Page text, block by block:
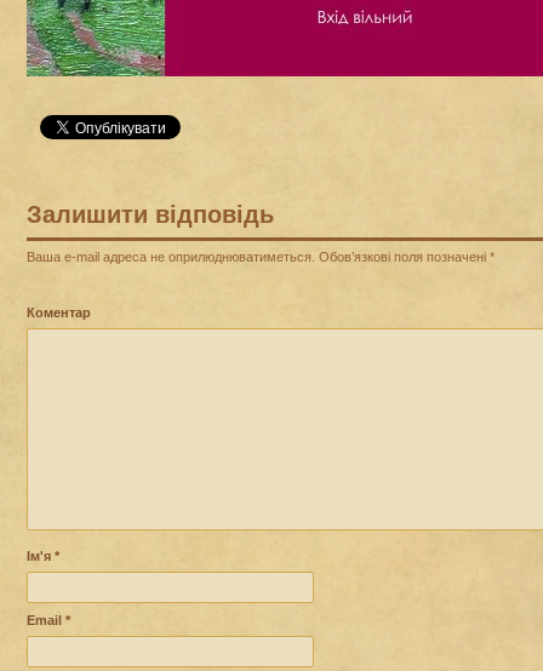
Залишити відповідь
Ваша e-mail адреса не оприлюднюватиметься. Обов’язкові поля позначені *
Коментар
Ім'я *
Email *